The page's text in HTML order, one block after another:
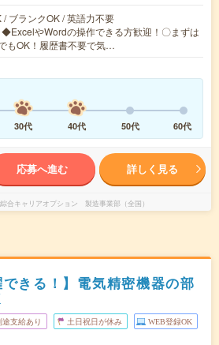
/ ブランクOK / 英語力不要
やWordの操作できる方歓迎！〇まずは
もOK！履歴書不要で気…
30代 40代 50代 60代
応募へ進む 詳しく見る
合キャリアオプション 製造事業部（全国）
できる！】電気精密機器の部
途支給あり 土日祝日が休み WEB登録OK